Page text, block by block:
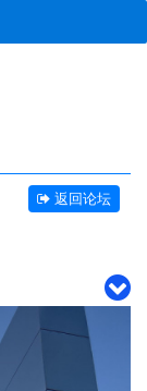
返回论坛